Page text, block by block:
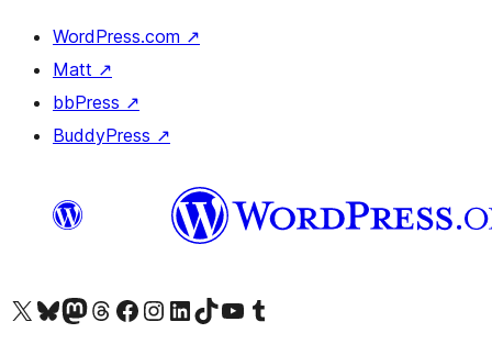
WordPress.com ↗
Matt ↗
bbPress ↗
BuddyPress ↗
Visita nuestra cuenta de X (anteriormente Twitter)
Visit our Bluesky account
Visit our Mastodon account
Visit our Threads account
Visita nuestra página de Facebook
Visita nuestra cuenta de Instagram
Visita nuestra cuenta de LinkedIn
Visit our TikTok account
Visita nuestro canal de YouTube
Visit our Tumblr account